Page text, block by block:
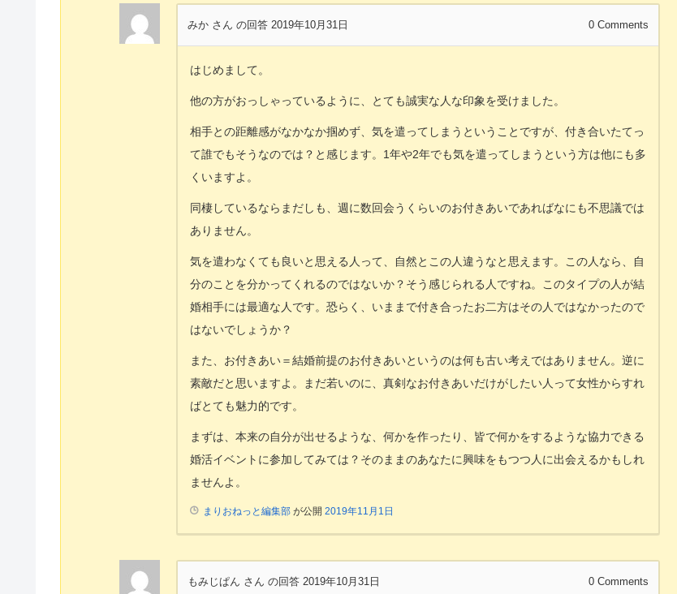
みか さん の回答 2019年10月31日 0 Comments
はじめまして。
他の方がおっしゃっているように、とても誠実な人な印象を受けました。
相手との距離感がなかなか掴めず、気を遣ってしまうということですが、付き合いたてっ
て誰でもそうなのでは？と感じます。1年や2年でも気を遣ってしまうという方は他にも多
くいますよ。
同棲しているならまだしも、週に数回会うくらいのお付きあいであればなにも不思議では
ありません。
気を遣わなくても良いと思える人って、自然とこの人違うなと思えます。この人なら、自
分のことを分かってくれるのではないか？そう感じられる人ですね。このタイプの人が結
婚相手には最適な人です。恐らく、いままで付き合ったお二方はその人ではなかったので
はないでしょうか？
また、お付きあい＝結婚前提のお付きあいというのは何も古い考えではありません。逆に
素敵だと思いますよ。まだ若いのに、真剣なお付きあいだけがしたい人って女性からすれ
ばとても魅力的です。
まずは、本来の自分が出せるような、何かを作ったり、皆で何かをするような協力できる
婚活イベントに参加してみては？そのままのあなたに興味をもつつ人に出会えるかもしれ
ませんよ。
まりおねっと編集部 が公開 2019年11月1日
もみじぱん さん の回答 2019年10月31日 0 Comments